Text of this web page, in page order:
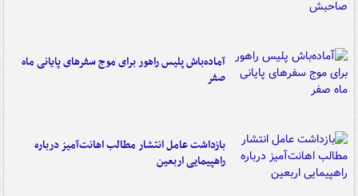
آماده‌باش پلیس راهور برای موج سفرهای پایانی ماه
صفر
بازداشت عامل انتشار مطالب اهانت‌آمیز درباره
راهپیمایی اربعین